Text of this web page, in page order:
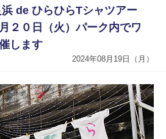
de ひらひらTシャツアー
２０⽇（火）パーク内でワ
します
2024年08月19日（月）